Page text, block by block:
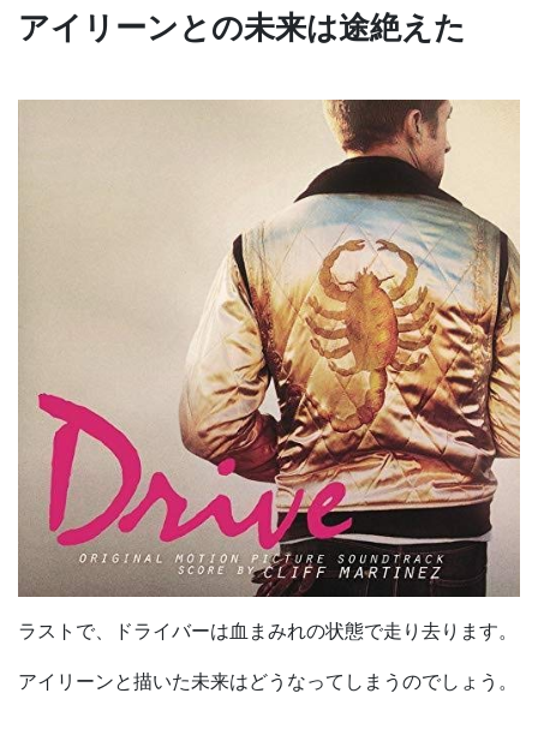
アイリーンとの未来は途絶えた
ラストで、ドライバーは血まみれの状態で走り去ります。
アイリーンと描いた未来はどうなってしまうのでしょう。